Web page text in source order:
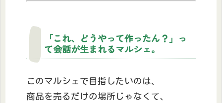
「これ、どうやって作ったん？」っ
て会話が生まれるマルシェ。
このマルシェで目指したいのは、
商品を売るだけの場所じゃなくて、